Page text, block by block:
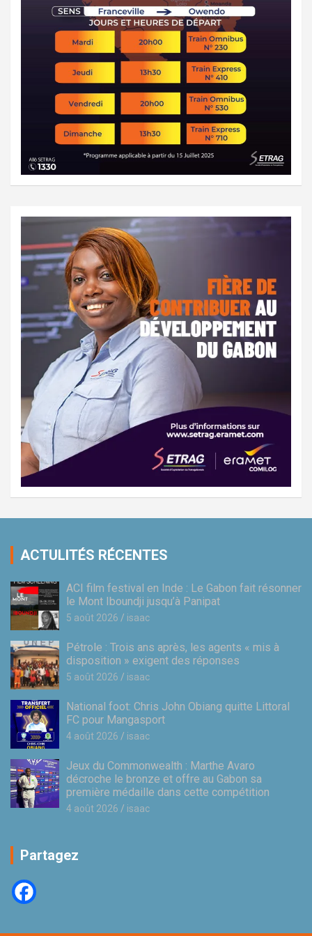
ACTULITÉS RÉCENTES
ACI film festival en Inde : Le Gabon fait résonner
le Mont Iboundji jusqu’à Panipat
5 août 2026 isaac
Pétrole : Trois ans après, les agents « mis à
disposition » exigent des réponses
5 août 2026 isaac
National foot: Chris John Obiang quitte Littoral
FC pour Mangasport
4 août 2026 isaac
Jeux du Commonwealth : Marthe Avaro
décroche le bronze et offre au Gabon sa
première médaille dans cette compétition
4 août 2026 isaac
Partagez